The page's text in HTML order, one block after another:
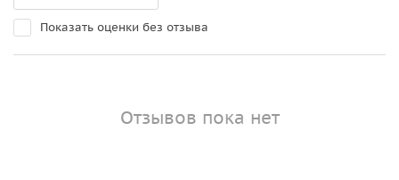
Показать оценки без отзыва
Отзывов пока нет